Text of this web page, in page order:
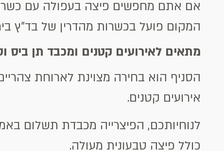
המקום פועל בכשרות מהדרין של בד"ץ בית
מתאים לאירועים קטנים ומכבד תן ביס
אירועים קטנים.
לנוחיותכם, הפיצרייה מכבדת תשלום
כולל פיצה טבעונית מעולה.